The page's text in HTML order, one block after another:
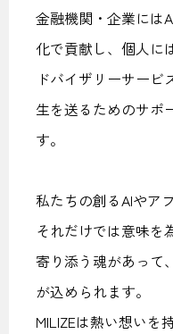
金融機関・企業には
化で貢献し、個人に
ドバイザリーサー
生を送るためのサポ
す。
私たちの創るAIやア
それだけでは意味を
寄り添う魂があって
が込められます。
MILIZEは熱い想いを